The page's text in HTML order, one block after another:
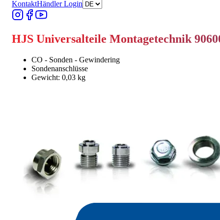
KontaktHändler Login
HJS Universalteile Montagetechnik
CO - Sonden - Gewindering
Sondenanschlüsse
Gewicht: 0,03 kg